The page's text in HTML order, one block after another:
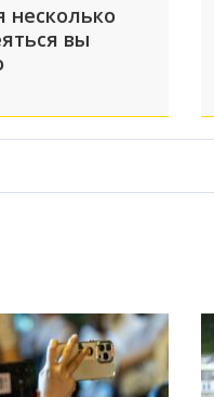
несколько
вы